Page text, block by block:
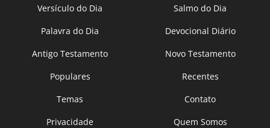
Versículo do Dia
Salmo do Dia
Palavra do Dia
Devocional Diário
Antigo Testamento
Novo Testamento
Populares
Recentes
Temas
Contato
Privacidade
Quem Somos